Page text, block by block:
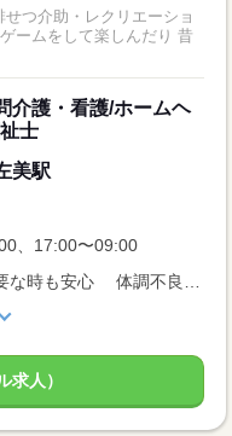
つ介助・レクリエーショ
ームをして楽しんだり 昔
介護・看護/ホームヘ
士
美駅
、17:00〜09:00
求人）